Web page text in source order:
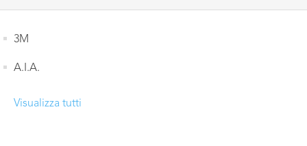
3M
A.I.A.
Visualizza tutti